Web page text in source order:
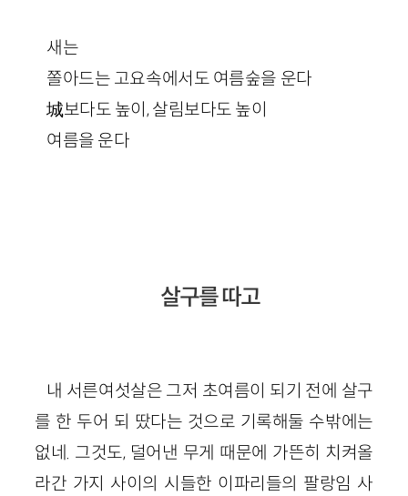
새는
쫄아드는 고요속에서도 여름숲을 운다
城보다도 높이, 살림보다도 높이
여름을 운다
살구를 따고
내 서른여섯살은 그저 초여름이 되기 전에 살구
를 한 두어 되 땄다는 것으로 기록해둘 수밖에는
없네. 그것도, 덜어낸 무게 때문에 가뜬히 치켜올
라간 가지 사이의 시들한 이파리들의 팔랑임 사